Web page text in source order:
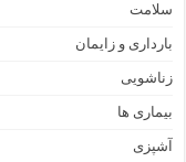
سلامت
بارداری و زایمان
زناشویی
بیماری ها
آشپزی